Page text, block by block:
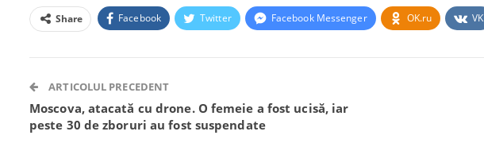
Share Facebook Twitter Facebook Messenger OK.ru VK
ARTICOLUL PRECEDENT
Moscova, atacată cu drone. O femeie a fost ucisă, iar
peste 30 de zboruri au fost suspendate